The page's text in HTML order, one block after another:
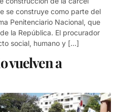
se construye como parte del
Penitenciario Nacional, que
la República. El procurador
social, humano y […]
vuelven a